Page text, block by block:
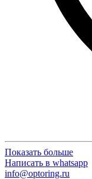
Показать больше
Написать в whatsapp
info@optoring.ru